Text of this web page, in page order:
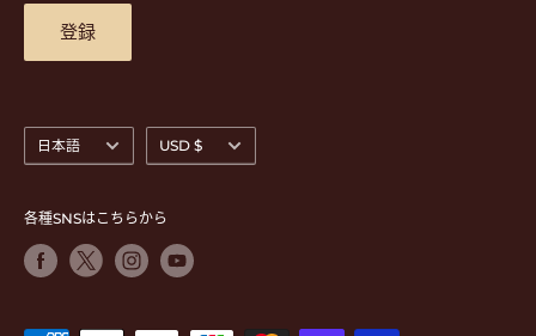
楽器レンタル
アクセスマップ
登録
語
日本語
貨
USD $
各種SNSはこちらから